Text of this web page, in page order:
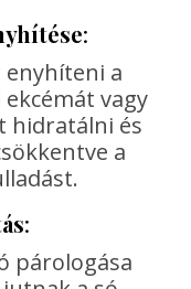
:
a
vagy
hidratálni és
a
:
párologása